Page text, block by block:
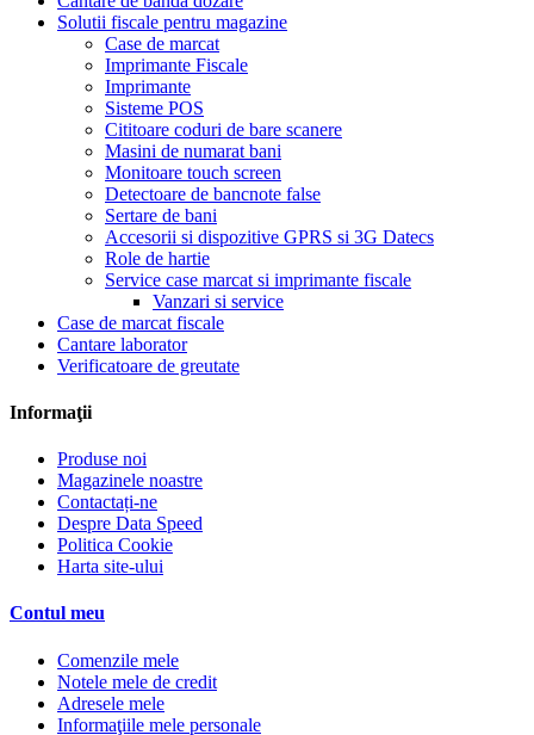
Solutii fiscale pentru magazine
Case de marcat
Imprimante Fiscale
Imprimante
Sisteme POS
Cititoare coduri de bare scanere
Masini de numarat bani
Monitoare touch screen
Detectoare de bancnote false
Sertare de bani
Accesorii si dispozitive GPRS si 3G Datecs
Role de hartie
Service case marcat si imprimante fiscale
Vanzari si service
Case de marcat fiscale
Cantare laborator
Verificatoare de greutate
Informaţii
Produse noi
Magazinele noastre
Contactați-ne
Despre Data Speed
Politica Cookie
Harta site-ului
Contul meu
Comenzile mele
Notele mele de credit
Adresele mele
Informaţiile mele personale